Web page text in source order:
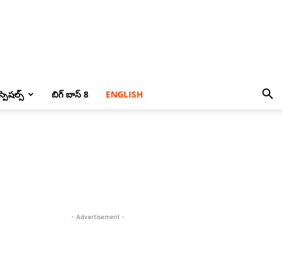
బిగ్ బాస్ 8 ENGLISH
- Advertisement -